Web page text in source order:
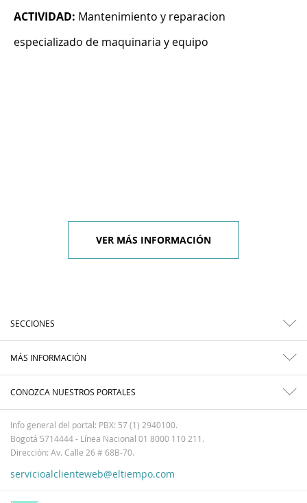
ACTIVIDAD: Mantenimiento y reparacion
especializado de maquinaria y equipo
VER MÁS INFORMACIÓN
SECCIONES
MÁS INFORMACIÓN
CONOZCA NUESTROS PORTALES
Info general del portal: PBX: 57 (1) 2940100.
Bogotá 5714444 - Línea Nacional 01 8000 110 211.
Dirección: Av. Calle 26 # 68B-70.
servicioalclienteweb@eltiempo.com